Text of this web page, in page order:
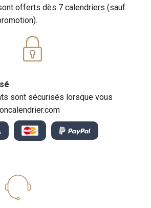
offerts dès 7 calendriers (sauf
sont sécurisés lorsque vous